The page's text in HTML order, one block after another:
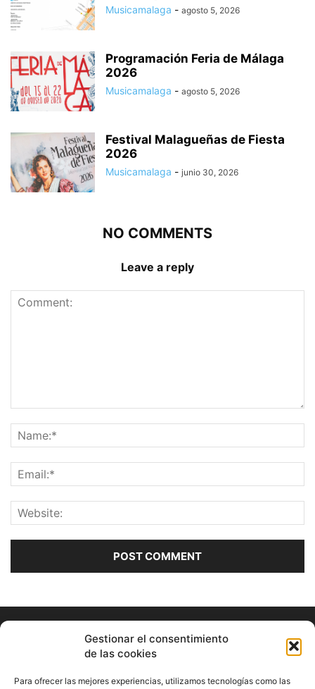
Gestionar el consentimiento
de las cookies
Para ofrecer las mejores experiencias, utilizamos tecnologías como las
Musicamalaga - agosto 5, 2026
Programación Feria de Málaga
2026
Musicamalaga - agosto 5, 2026
Festival Malagueñas de Fiesta
2026
Musicamalaga - junio 30, 2026
NO COMMENTS
Leave a reply